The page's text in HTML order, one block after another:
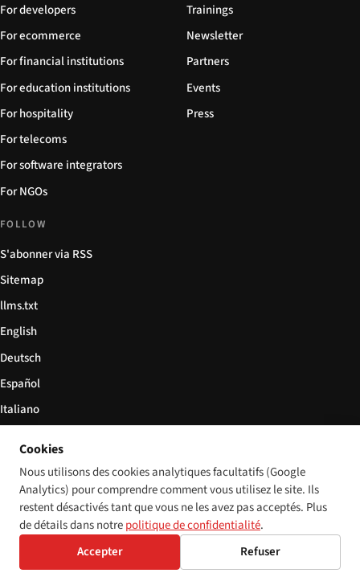
For developers
For ecommerce
For financial institutions
For education institutions
For hospitality
For telecoms
For software integrators
For NGOs
Trainings
Newsletter
Partners
Events
Press
FOLLOW
S'abonner via RSS
Sitemap
llms.txt
English
Deutsch
Español
Italiano
© 2026 Disability World. Tous droits réservés. Cookie settings
DeutschEspañol 简体中文Polski
Cookies
Nous utilisons des cookies analytiques facultatifs (Google
Analytics) pour comprendre comment vous utilisez le site. Ils
restent désactivés tant que vous ne les avez pas acceptés. Plus
de détails dans notrepolitique de confidentialité.
Accepter
Refuser